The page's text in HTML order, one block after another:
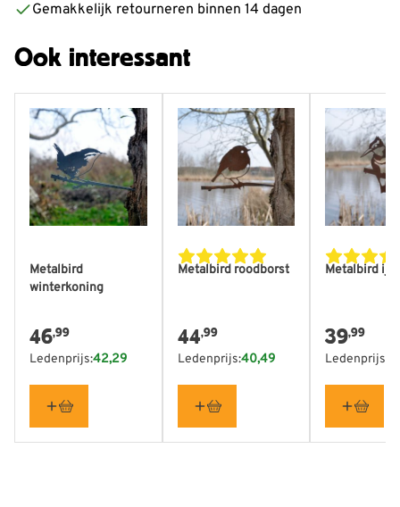
Gemakkelijk retourneren binnen 14 dagen
Ook interessant
Metalbird
winterkoning
46,99
Ledenprijs:42,29
Metalbird roodborst
44,99
Ledenprijs:40,49
Metalbird
39,99
Ledenprijs: